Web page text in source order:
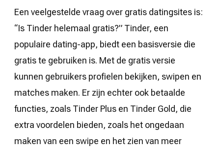
Een veelgestelde vraag over gratis datingsites is:
“Is Tinder helemaal gratis?” Tinder, een
populaire dating-app, biedt een basisversie die
gratis te gebruiken is. Met de gratis versie
kunnen gebruikers profielen bekijken, swipen en
matches maken. Er zijn echter ook betaalde
functies, zoals Tinder Plus en Tinder Gold, die
extra voordelen bieden, zoals het ongedaan
maken van een swipe en het zien van meer